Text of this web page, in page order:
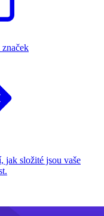
jak složité jsou vaše